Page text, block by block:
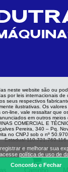
neste website são ou
por leis internacionais de
seus respectivos
ilustrativas. Os
line, vale ressaltar que
em outros
COMERCIAL E
Pereira, 340 – Pq.
no CNPJ sob o nº
Estadual 110.721.769.116.
e melhorar sua
acessepolítica de uso de
Concordo e Fechar